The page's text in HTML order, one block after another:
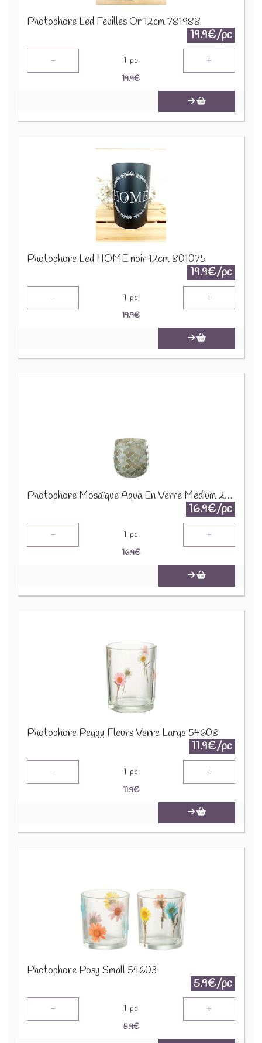
Photophore Led Feuilles Or 12cm 781988
19.9€/pc
- 1 pc +
19.9€
Photophore Led HOME noir 12cm 801075
19.9€/pc
- 1 pc +
19.9€
Photophore Mosaïque Aqua En Verre Medium 21408
16.9€/pc
- 1 pc +
16.9€
Photophore Peggy Fleurs Verre Large 54608
11.9€/pc
- 1 pc +
11.9€
Photophore Posy Small 54603
5.9€/pc
- 1 pc +
5.9€